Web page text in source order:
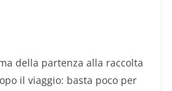
della partenza alla raccolta
il viaggio: basta poco per